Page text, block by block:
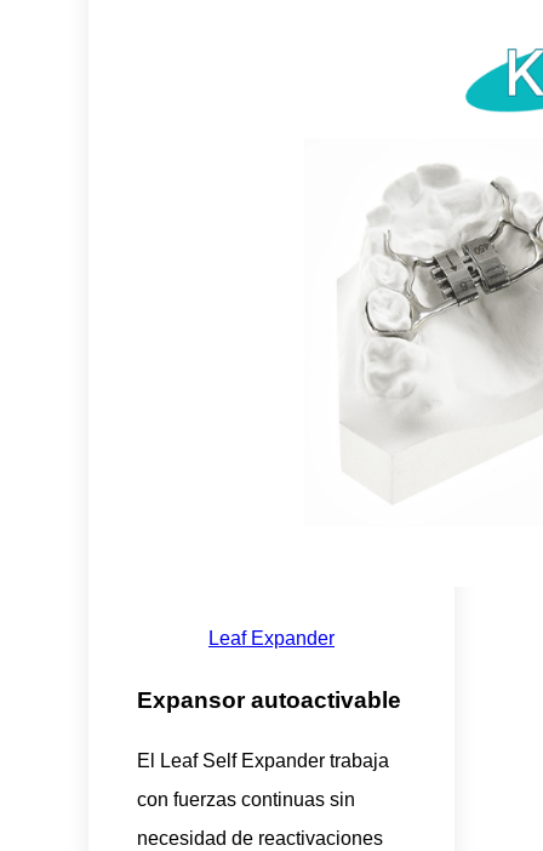
Leaf Expander
Expansor autoactivable
El Leaf Self Expander trabaja
con fuerzas continuas sin
necesidad de reactivaciones